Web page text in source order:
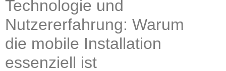
Technologie und
Nutzererfahrung: Warum
die mobile Installation
essenziell ist